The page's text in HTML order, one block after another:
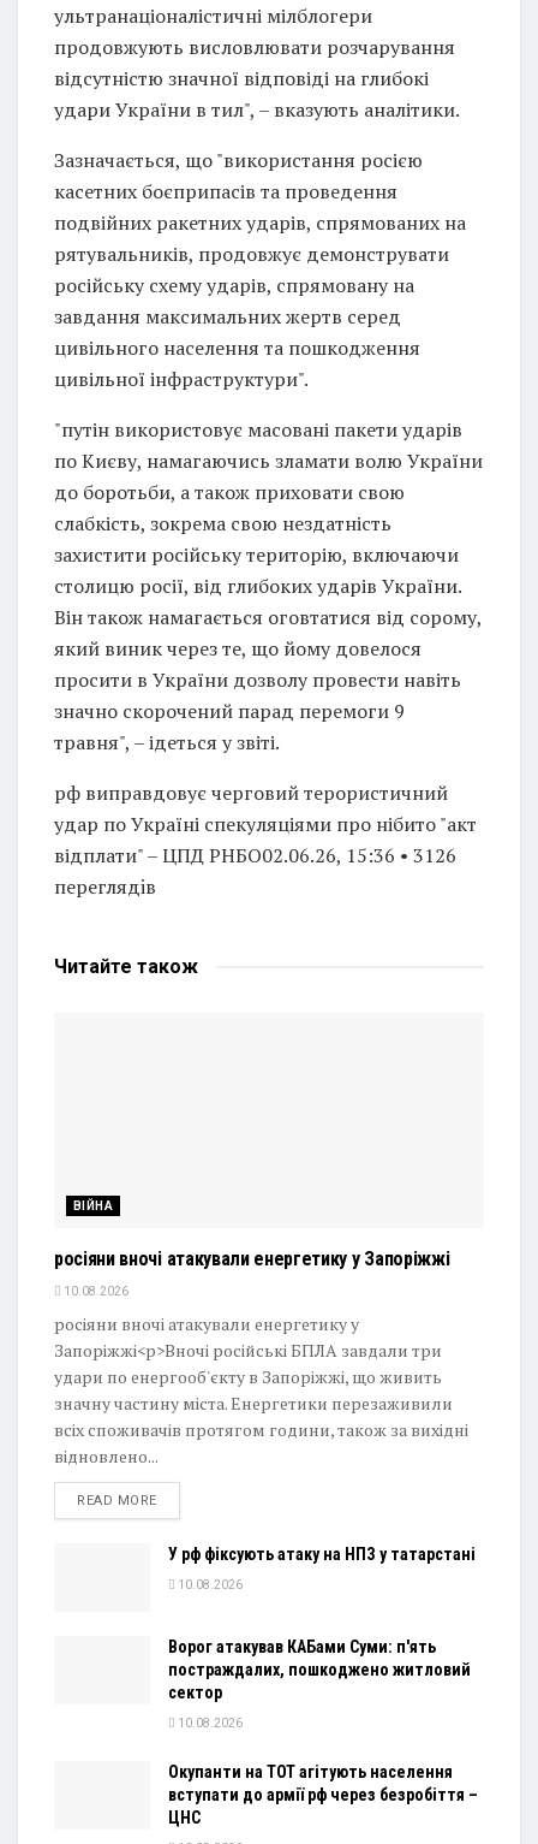
ультранаціоналістичні мілблогери
продовжують висловлювати розчарування
відсутністю значної відповіді на глибокі
удари України в тил", – вказують аналітики.
Зазначається, що "використання росією
касетних боєприпасів та проведення
подвійних ракетних ударів, спрямованих на
рятувальників, продовжує демонструвати
російську схему ударів, спрямовану на
завдання максимальних жертв серед
цивільного населення та пошкодження
цивільної інфраструктури".
"путін використовує масовані пакети ударів
по Києву, намагаючись зламати волю України
до боротьби, а також приховати свою
слабкість, зокрема свою нездатність
захистити російську територію, включаючи
столицю росії, від глибоких ударів України.
Він також намагається оговтатися від сорому,
який виник через те, що йому довелося
просити в України дозволу провести навіть
значно скорочений парад перемоги 9
травня", – ідеться у звіті.
рф виправдовує черговий терористичний
удар по Україні спекуляціями про нібито "акт
відплати" – ЦПД РНБО02.06.26, 15:36 • 3126
переглядiв
Читайте також
ВІЙНА
росіяни вночі атакували енергетику у Запоріжжі
10.08.2026
росіяни вночі атакували енергетику у
Запоріжжі<p>Вночі російські БПЛА завдали три
удари по енергооб'єкту в Запоріжжі, що живить
значну частину міста. Енергетики перезаживили
всіх споживачів протягом години, також за вихідні
відновлено...
READ MOREDETAILS
У рф фіксують атаку на НПЗ у татарстані
10.08.2026
Ворог атакував КАБами Суми: п'ять
постраждалих, пошкоджено житловий
сектор
10.08.2026
Окупанти на ТОТ агітують населення
вступати до армії рф через безробіття –
ЦНС